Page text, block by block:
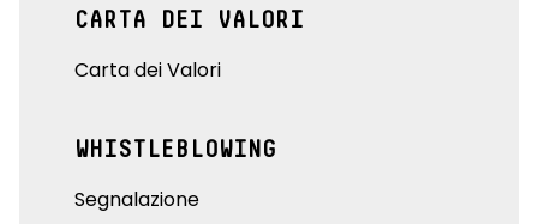
CARTA DEI VALORI
Carta dei Valori
WHISTLEBLOWING
Segnalazione